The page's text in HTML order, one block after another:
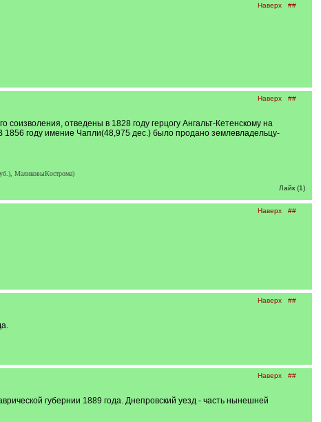
Наверх ##
Наверх ##
отведены в 1828 году герцогу Ангальт-Кетенскому на
1856 году имение Чапли(48,975 дес.) было продано землевладельцу-
МаликовыКострома)
Лайк (1)
Наверх ##
Наверх ##
Наверх ##
губернии 1889 года. Днепровский уезд - часть нынешней